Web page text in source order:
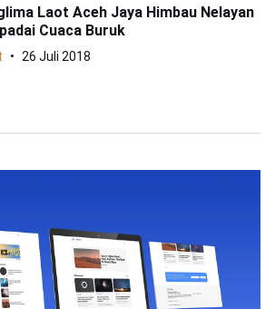
Laot Aceh Jaya Himbau Nelayan
Cuaca Buruk
26 Juli 2018